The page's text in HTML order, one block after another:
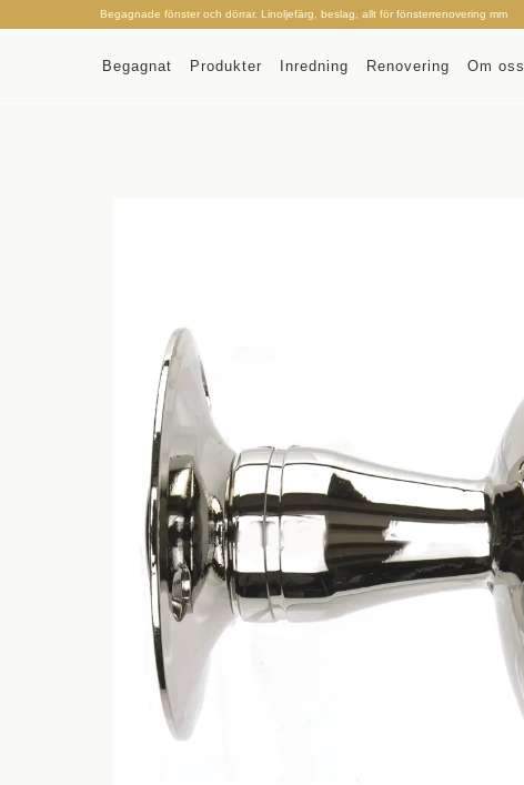
Begagnade fönster och dörrar. Linoljefärg, beslag, allt för fönsterrenovering mm
Begagnat Produkter Inredning Renovering Om oss